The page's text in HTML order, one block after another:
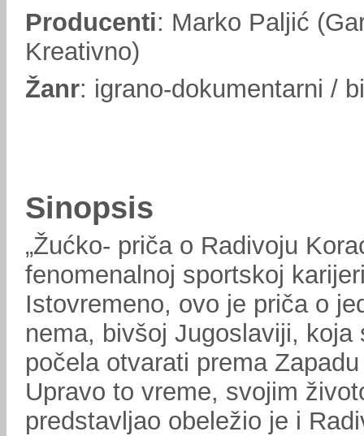
Producenti: Marko Paljić
Kreativno)
Žanr: igrano-dokumentarni /
Sinopsis
„Žućko- priča o Radivoju
fenomenalnoj sportskoj
Istovremeno, ovo je priča o
nema, bivšoj Jugoslaviji,
počela otvarati prema
Upravo to vreme, svojim
predstavljao obeležio je i